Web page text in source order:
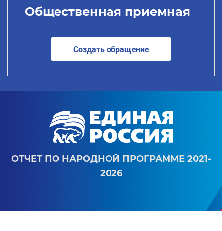
Общественная приемная
Создать обращение
ОТЧЕТ ПО НАРОДНОЙ ПРОГРАММЕ 2021-
2026